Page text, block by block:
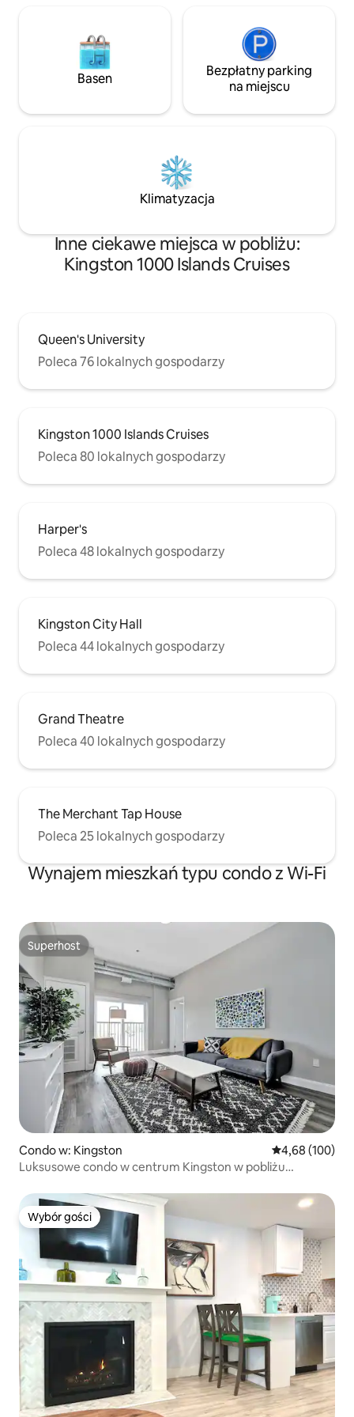
Basen
Bezpłatny parking
na miejscu
Klimatyzacja
Inne ciekawe miejsca w pobliżu:
Kingston 1000 Islands Cruises
Queen's University
Poleca 76 lokalnych gospodarzy
Kingston 1000 Islands Cruises
Poleca 80 lokalnych gospodarzy
Harper's
Poleca 48 lokalnych gospodarzy
Kingston City Hall
Poleca 44 lokalnych gospodarzy
Grand Theatre
Poleca 40 lokalnych gospodarzy
The Merchant Tap House
Poleca 25 lokalnych gospodarzy
Wynajem mieszkań typu condo z Wi-Fi
Superhost
Superhost
Condo w: Kingston Średnia
4,68 (100)
Luksusowe condo w centrum Kingston w pobliżu
Wybór gości
Wybór gości